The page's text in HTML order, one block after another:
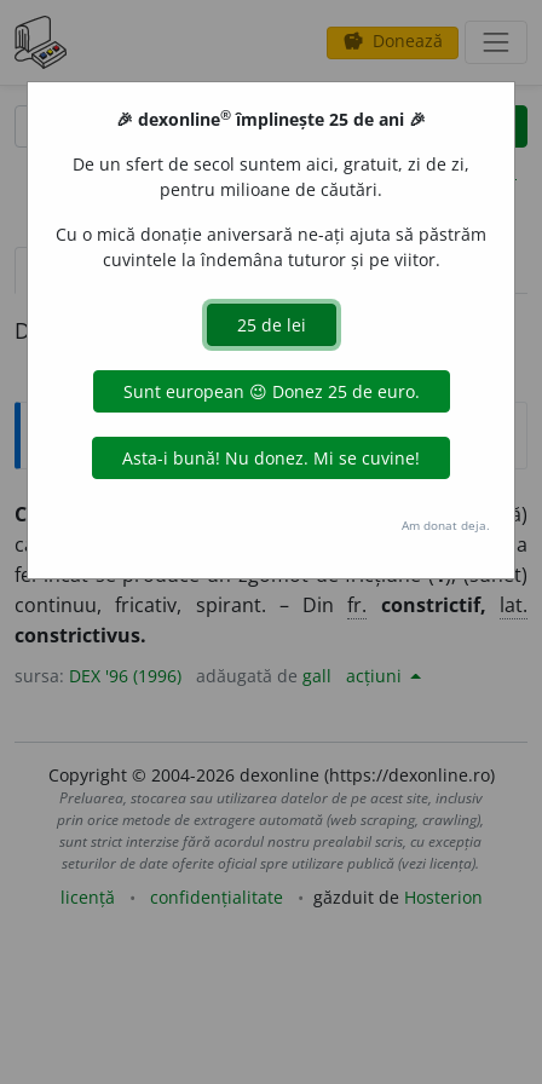
savings Donează
clear
opțiuni
definiții (1)
Definiția cu ID-ul 8915:
Explicative DEX
CONSTRICT
(Consoană)
care se pronunță prin strâmtarea canalului vocal, în așa
fel încât se produce un zgomot de fricțiune (1); (sunet)
continuu, fricativ, spirant. – Dinfr. constrictif, lat.
constrictivus.
sursa: DEX '96 (1996) adăugată de gall acțiuni
Copyright © 2004-2026 dexonline (https://dexonline.ro)
Preluarea, stocarea sau utilizarea datelor de pe acest site, inclusiv
prin orice metode de extragere automată (web scraping, crawling),
sunt strict interzise fără acordul nostru prealabil scris, cu excepția
seturilor de date oferite oficial spre utilizare publică (vezi licența).
licență confidențialitate găzduit de Hosterion
🎉 dexonline® împlinește 25 de ani 🎉
De un sfert de secol suntem aici, gratuit, zi de zi,
pentru milioane de căutări.
Cu o mică donație aniversară ne-ați ajuta să păstrăm
cuvintele la îndemâna tuturor și pe viitor.
Am donat deja.